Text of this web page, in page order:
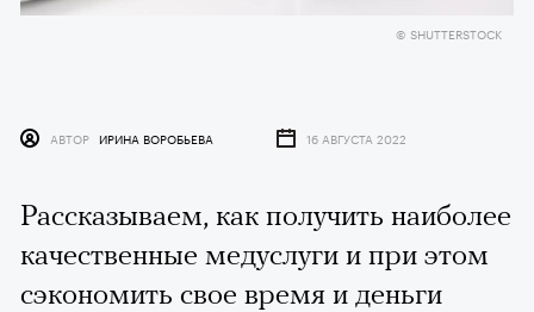
© SHUTTERSTOCK
АВТОР ИРИНА ВОРОБЬЕВА 16 АВГУСТА 2022
Рассказываем, как получить наиболее
качественные медуслуги и при этом
сэкономить свое время и деньги